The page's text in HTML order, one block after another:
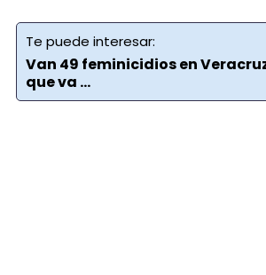
Te puede interesar:
Van 49 feminicidios en
que va ...